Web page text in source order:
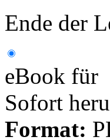
Ende der
eBook für
Sofort
Format: